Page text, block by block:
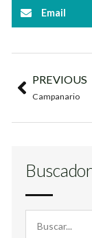
Email
PREVIOUS
Campanario
Buscador